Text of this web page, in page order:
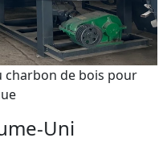
charbon de bois pour
Uni